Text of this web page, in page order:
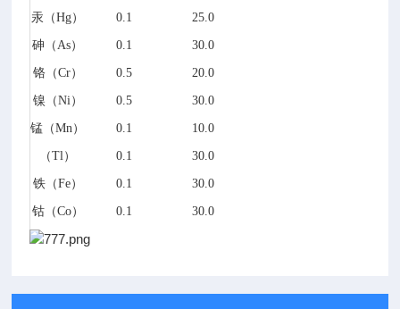
汞（Hg） 0.1 25.0
砷（As） 0.1 30.0
铬（Cr） 0.5 20.0
镍（Ni） 0.5 30.0
锰（Mn） 0.1 10.0
（Tl） 0.1 30.0
铁（Fe） 0.1 30.0
钴（Co） 0.1 30.0